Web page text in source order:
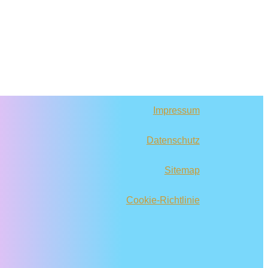
Impressum
Datenschutz
Sitemap
Cookie-Richtlinie